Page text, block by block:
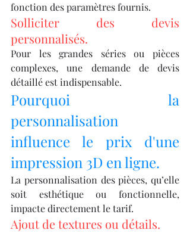
fonction des paramètres fournis.
Solliciter des devis
personnalisés.
Pour les grandes séries ou pièces
complexes, une demande de devis
détaillé est indispensable.
Pourquoi la
personnalisation
influence le prix d'une
impression 3D en ligne.
La personnalisation des pièces, qu’elle
soit esthétique ou fonctionnelle,
impacte directement le tarif.
Ajout de textures ou détails.